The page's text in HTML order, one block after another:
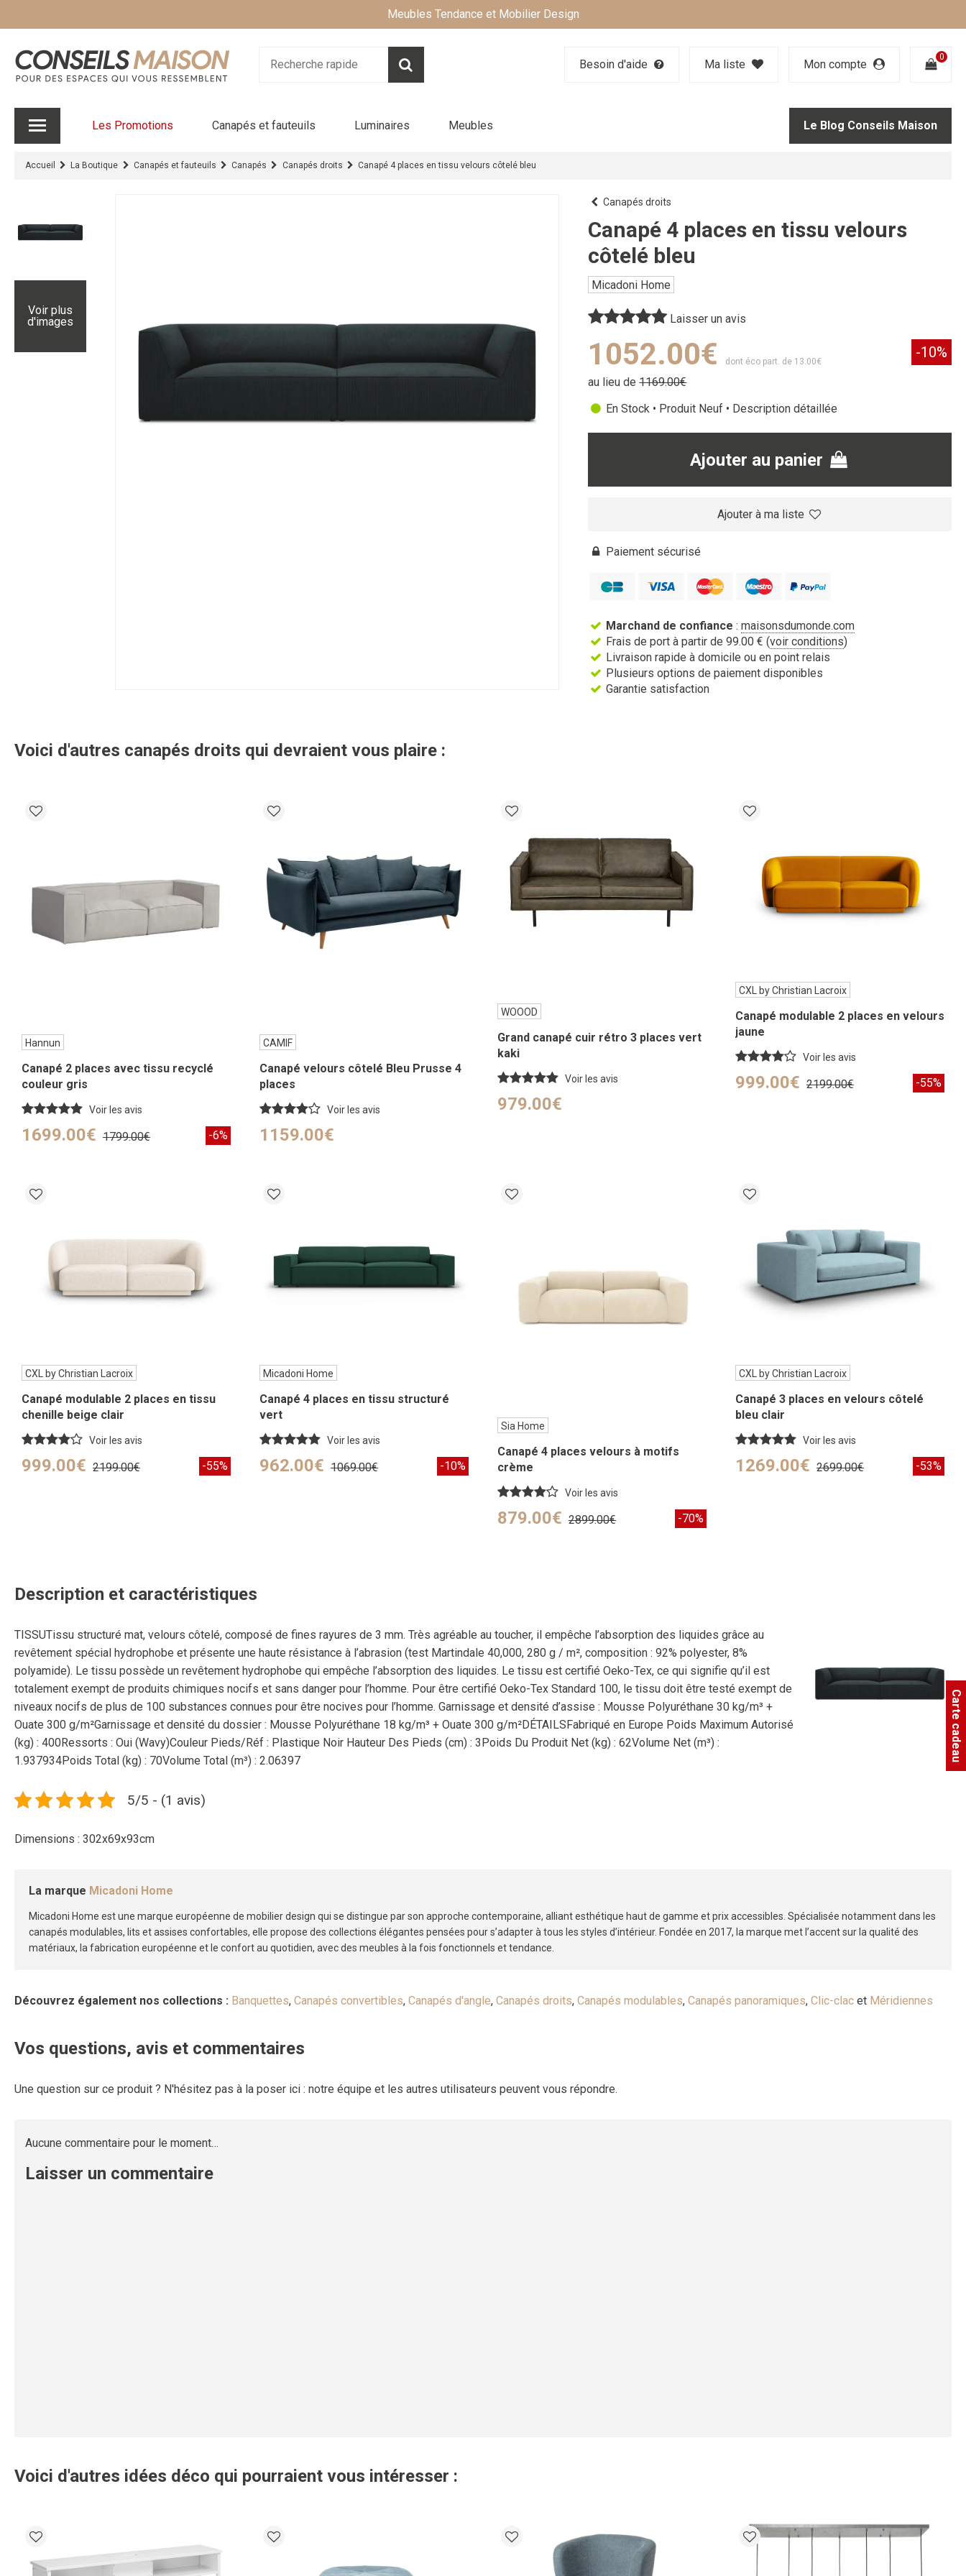
Meubles Tendance et Mobilier Design
Besoin d'aide Ma liste Mon compte
0
Les Promotions Canapés et fauteuils Luminaires Meubles Le Blog Conseils Maison
Accueil La Boutique Canapés et fauteuils Canapés Canapés droits Canapé 4 places en tissu velours côtelé bleu
Voir plus
d'images
Canapés droits
Canapé 4 places en tissu velours
côtelé bleu
Micadoni Home
Laisser un avis
-10%
1052.00€ dont éco part. de 13.00€
au lieu de1169.00€
En Stock • Produit Neuf • Description détaillée
Ajouter au panier
Ajouter à ma liste
Paiement sécurisé
Marchand de confiance : maisonsdumonde.com
Frais de port à partir de 99.00 € (voir conditions)
Livraison rapide à domicile ou en point relais
Plusieurs options de paiement disponibles
Garantie satisfaction
Voici d'autres canapés droits qui devraient vous plaire :
Hannun
Canapé 2 places avec tissu recyclé
couleur gris
Voir les avis
1699.00€ 1799.00€ -6%
CAMIF
Canapé velours côtelé Bleu Prusse 4
places
Voir les avis
1159.00€
WOOOD
Grand canapé cuir rétro 3 places vert
kaki
Voir les avis
979.00€
CXL by Christian Lacroix
Canapé modulable 2 places en velours
jaune
Voir les avis
999.00€ 2199.00€ -55%
CXL by Christian Lacroix
Canapé modulable 2 places en tissu
chenille beige clair
Voir les avis
999.00€ 2199.00€ -55%
Micadoni Home
Canapé 4 places en tissu structuré
vert
Voir les avis
962.00€ 1069.00€ -10%
Sia Home
Canapé 4 places velours à motifs
crème
Voir les avis
879.00€ 2899.00€ -70%
CXL by Christian Lacroix
Canapé 3 places en velours côtelé
bleu clair
Voir les avis
1269.00€ 2699.00€ -53%
Description et caractéristiques
TISSUTissu structuré mat, velours côtelé, composé de fines rayures de 3 mm. Très agréable au toucher, il empêche l’absorption des liquides grâce au
revêtement spécial hydrophobe et présente une haute résistance à l’abrasion (test Martindale 40,000, 280 g / m², composition : 92% polyester, 8%
polyamide). Le tissu possède un revêtement hydrophobe qui empêche l’absorption des liquides. Le tissu est certifié Oeko-Tex, ce qui signifie qu’il est
totalement exempt de produits chimiques nocifs et sans danger pour l’homme. Pour être certifié Oeko-Tex Standard 100, le tissu doit être testé exempt de
niveaux nocifs de plus de 100 substances connues pour être nocives pour l’homme. Garnissage et densité d’assise : Mousse Polyuréthane 30 kg/m³ +
Ouate 300 g/m²Garnissage et densité du dossier : Mousse Polyuréthane 18 kg/m³ + Ouate 300 g/m²DÉTAILSFabriqué en Europe Poids Maximum Autorisé
(kg) : 400Ressorts : Oui (Wavy)Couleur Pieds/Réf : Plastique Noir Hauteur Des Pieds (cm) : 3Poids Du Produit Net (kg) : 62Volume Net (m³) :
1.937934Poids Total (kg) : 70Volume Total (m³) : 2.06397
5/5 - (1 avis)
Dimensions : 302x69x93cm
La marque Micadoni Home
Micadoni Home est une marque européenne de mobilier design qui se distingue par son approche contemporaine, alliant esthétique haut de gamme et prix accessibles. Spécialisée notamment dans les
canapés modulables, lits et assises confortables, elle propose des collections élégantes pensées pour s’adapter à tous les styles d’intérieur. Fondée en 2017, la marque met l’accent sur la qualité des
matériaux, la fabrication européenne et le confort au quotidien, avec des meubles à la fois fonctionnels et tendance.
Découvrez également nos collections : Banquettes, Canapés convertibles, Canapés d'angle, Canapés droits, Canapés modulables, Canapés panoramiques, Clic-clac et Méridiennes
Vos questions, avis et commentaires
Une question sur ce produit ? N'hésitez pas à la poser ici : notre équipe et les autres utilisateurs peuvent vous répondre.
Aucune commentaire pour le moment…
Laisser un commentaire
Voici d'autres idées déco qui pourraient vous intéresser :
Carte cadeau